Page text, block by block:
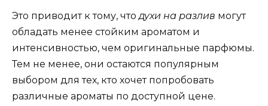
Это приводит к тому, чтодухи на разлив могут
обладать менее стойким ароматом и
интенсивностью, чем оригинальные парфюмы.
Тем не менее, они остаются популярным
выбором для тех, кто хочет попробовать
различные ароматы по доступной цене.